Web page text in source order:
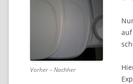
Vorher – Nachher